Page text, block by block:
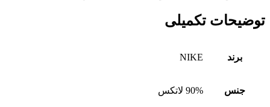
توضیحات تکمیلی
برند NIKE
جنس 90% لاتکس